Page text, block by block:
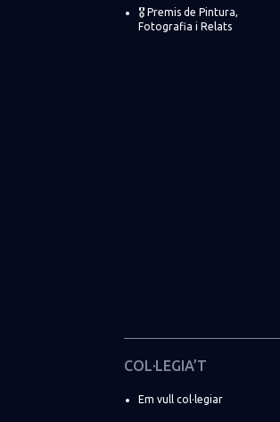
🎖️ Premis de Pintura,
Fotografia i Relats
COL·LEGIA’T
Em vull col·legiar